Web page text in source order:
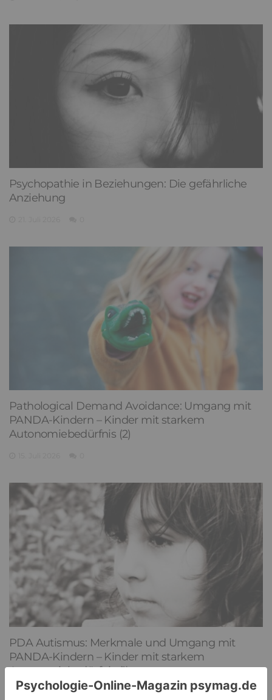
Psychopathie in Beziehungen: Die gefährliche
Anziehung
Pathological Demand Avoidance: Umgang mit
PANDA-Kindern – Kinder mit starkem
Autonomiebedürfnis (2)
PDA Autismus: Merkmale und Umgang mit
PANDA-Kindern – Kinder mit starkem
Autonomiebedürfnis (1)
9. Juli 2026 0